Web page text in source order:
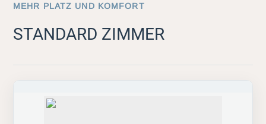
MEHR PLATZ UND KOMFORT
STANDARD ZIMMER